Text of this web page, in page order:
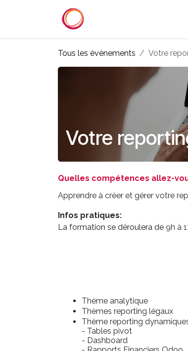
Tous les événements Votre
Votre
Quelles compétences allez-
Apprendre à créer et gérer votre
Infos pratiques:
La formation se déroulera de 9h à
Thème analytique
Thèmes reporting légaux
Thème reporting
- Tables pivot
- Dashboard